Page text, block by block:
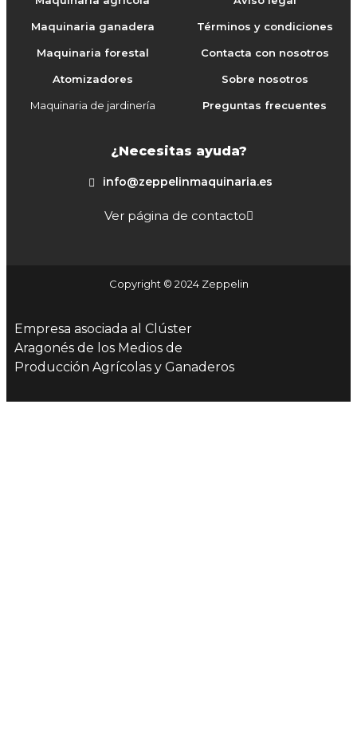
Maquinaria ganadera
Maquinaria forestal
Atomizadores
Maquinaria de jardinería
Términos y condiciones
Contacta con nosotros
Sobre nosotros
Preguntas frecuentes
¿Necesitas ayuda?
info@zeppelinmaquinaria.es
Ver página de contacto
Copyright © 2024 Zeppelin
Empresa asociada al Clúster
Aragonés de los Medios de
Producción Agrícolas y Ganaderos